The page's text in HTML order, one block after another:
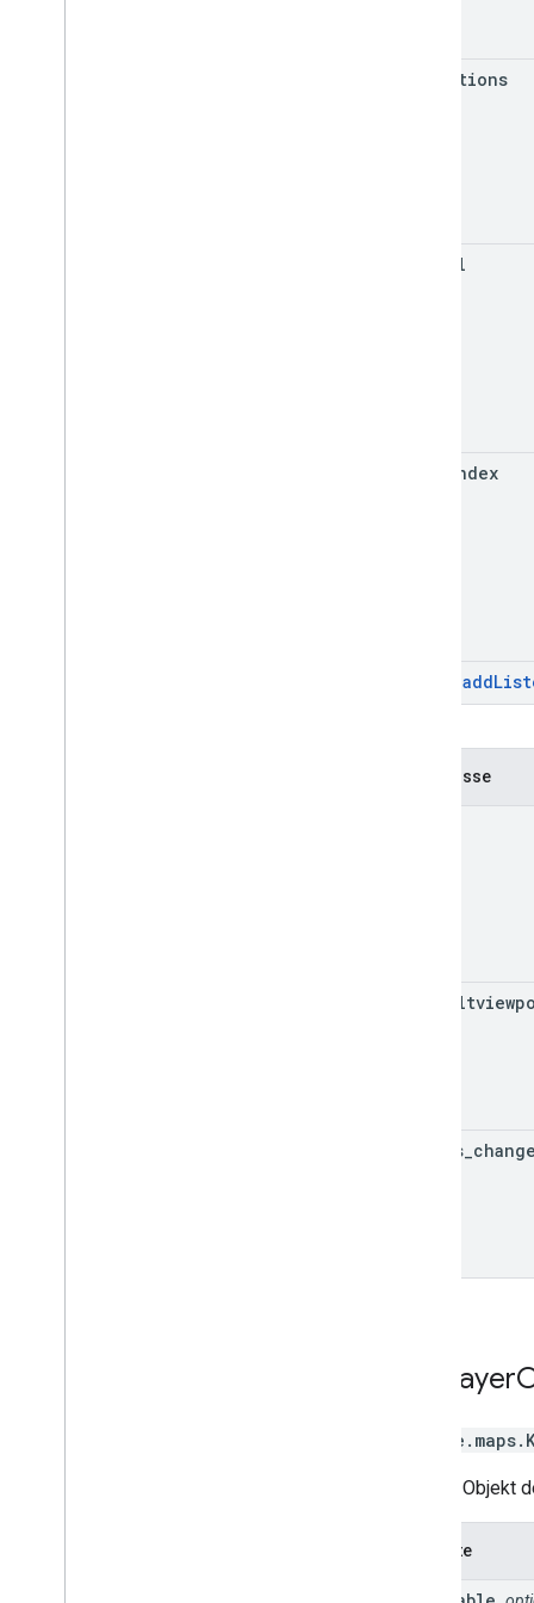
Options
Url
ZIndex
add
Ereignisse
status
Layer
google.maps.
Dieses Objekt
Attribute